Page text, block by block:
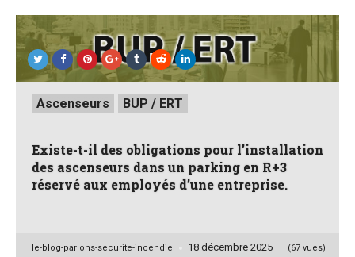
Posted
inAscenseurs BUP / ERT
Existe-t-il des obligations pour l’installation
des ascenseurs dans un parking en R+3
réservé aux employés d’une entreprise.
Posted
le-blog-parlons-securite-incendie 18 décembre 2025 (67 vues)